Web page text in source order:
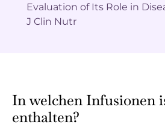
Evaluation of Its Role in
J Clin Nutr
In welchen Infusionen
enthalten?